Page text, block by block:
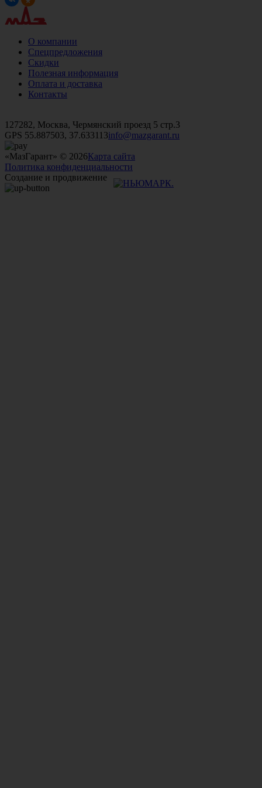
О компании
Спецпредложения
Скидки
Полезная информация
Оплата и доставка
Контакты
127282, Москва, Чермянский проезд 5 стр.3
GPS 55.887503, 37.633113info@mazgarant.ru
«МазГарант» © 2026Карта сайта
Политика конфиденциальности
Создание и продвижение